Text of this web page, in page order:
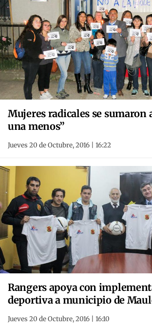
Mujeres radicales se sumaron
una menos”
Jueves 20 de Octubre, 2016 | 16:22
Rangers apoya con
deportiva a municipio de
Jueves 20 de Octubre, 2016 | 16:10